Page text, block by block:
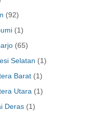
(92)
(1)
(65)
Selatan (1)
Barat (1)
Utara (1)
Deras (1)